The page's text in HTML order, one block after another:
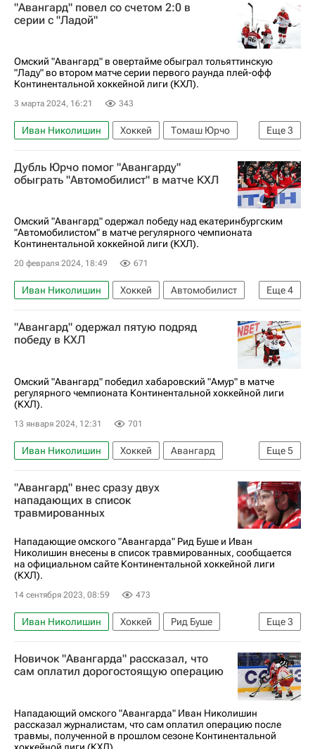
"Авангард" повел со счетом 2:0 в
серии с "Ладой"
Омский "Авангард" в овертайме обыграл тольяттинскую
"Ладу" во втором матче серии первого раунда плей-офф
Континентальной хоккейной лиги (КХЛ).
3 марта 2024, 16:21 343
Еще3
Иван Николишин Хоккей
Томаш Юрчо
Дамир Шарипзянов
Авангард
КХЛ 2025-2026
Дубль Юрчо помог "Авангарду"
обыграть "Автомобилист" в матче КХЛ
Омский "Авангард" одержал победу над екатеринбургским
"Автомобилистом" в матче регулярного чемпионата
Континентальной хоккейной лиги (КХЛ).
20 февраля 2024, 18:49 671
Еще4
Иван Николишин Хоккей
Автомобилист
Авангард
Томаш Юрчо
Валентин Пьянов
Регулярный чемпионат КХЛ
"Авангард" одержал пятую подряд
победу в КХЛ
Омский "Авангард" победил хабаровский "Амур" в матче
регулярного чемпионата Континентальной хоккейной лиги
(КХЛ).
13 января 2024, 12:31 701
Еще5
Иван Николишин Хоккей
Авангард
Дамир Жафяров
Амур
ЦСКА
Николай Прохоркин
Регулярный чемпионат КХЛ
"Авангард" внес сразу двух
нападающих в список
травмированных
Нападающие омского "Авангарда" Рид Буше и Иван
Николишин внесены в список травмированных, сообщается
на официальном сайте Континентальной хоккейной лиги
(КХЛ).
14 сентября 2023, 08:59 473
Еще3
Иван Николишин Хоккей
Рид Буше
Авангард
Амур Евгений Грачёв
Новичок "Авангарда" рассказал, что
сам оплатил дорогостоящую операцию
Нападающий омского "Авангарда" Иван Николишин
рассказал журналистам, что сам оплатил операцию после
травмы, полученной в прошлом сезоне Континентальной
хоккейной лиги (КХЛ).